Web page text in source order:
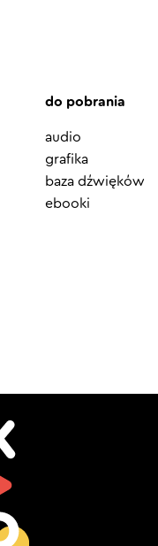
do pobrania
audio
grafika
baza dźwięków
ebooki